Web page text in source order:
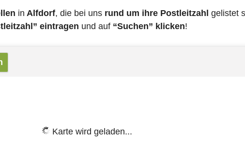
in Alfdorf, die bei uns rund um ihre Postleitzahl gelistet
eintragen und auf “Suchen” klicken!
Karte wird geladen...